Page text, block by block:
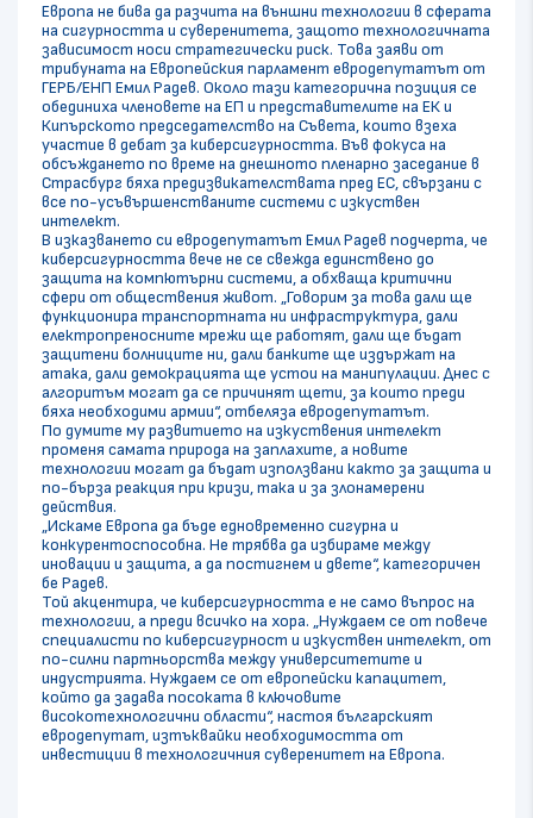
Европа не бива да разчита на външни технологии в сферата
на сигурността и суверенитета, защото технологичната
зависимост носи стратегически риск. Това заяви от
трибуната на Европейския парламент евродепутатът от
ГЕРБ/ЕНП Емил Радев. Около тази категорична позиция се
обединиха членовете на ЕП и представителите на ЕК и
Кипърското председателство на Съвета, които взеха
участие в дебат за киберсигурността. Във фокуса на
обсъждането по време на днешното пленарно заседание в
Страсбург бяха предизвикателствата пред ЕС, свързани с
все по-усъвършенстваните системи с изкуствен
интелект.
В изказването си евродепутатът Емил Радев подчерта, че
киберсигурността вече не се свежда единствено до
защита на компютърни системи, а обхваща критични
сфери от обществения живот. „Говорим за това дали ще
функционира транспортната ни инфраструктура, дали
електропреносните мрежи ще работят, дали ще бъдат
защитени болниците ни, дали банките ще издържат на
атака, дали демокрацията ще устои на манипулации. Днес с
алгоритъм могат да се причинят щети, за които преди
бяха необходими армии“, отбеляза евродепутатът.
По думите му развитието на изкуствения интелект
променя самата природа на заплахите, а новите
технологии могат да бъдат използвани както за защита и
по-бърза реакция при кризи, така и за злонамерени
действия.
„Искаме Европа да бъде едновременно сигурна и
конкурентоспособна. Не трябва да избираме между
иновации и защита, а да постигнем и двете“, категоричен
бе Радев.
Той акцентира, че киберсигурността е не само въпрос на
технологии, а преди всичко на хора. „Нуждаем се от повече
специалисти по киберсигурност и изкуствен интелект, от
по-силни партньорства между университетите и
индустрията. Нуждаем се от европейски капацитет,
който да задава посоката в ключовите
високотехнологични области“, настоя българският
евродепутат, изтъквайки необходимостта от
инвестиции в технологичния суверенитет на Европа.